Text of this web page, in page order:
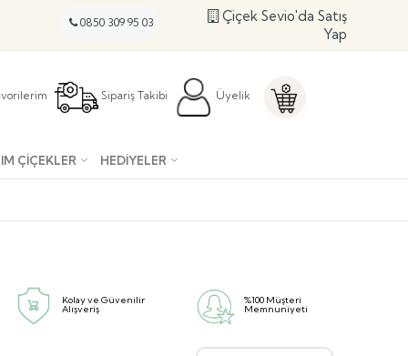
0850 309 95 03
Çiçek Sevio'da Satış
Yap
Sipariş Takibi Üyelik
ÇIÇEKLER HEDIYELER
Kolay ve Güvenilir
Alışveriş
%100 Müşteri
Memnuniyeti